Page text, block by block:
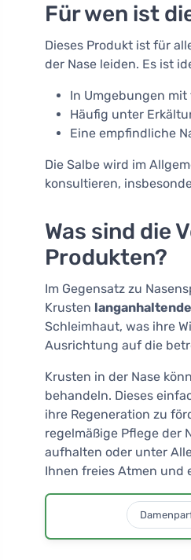
Für wen ist
Dieses Produkt ist für
der Nase leiden. Es ist
In Umgebungen mit
Häufig unter
Eine empfindliche
Die Salbe wird im
konsultieren,
Was sind die
Produkten?
Im Gegensatz zu
Krusten
Schleimhaut, was ihre
Ausrichtung auf die
Krusten in der Nase
behandeln. Dieses
ihre Regeneration zu
regelmäßige Pflege der
aufhalten oder unter
Ihnen freies Atmen und